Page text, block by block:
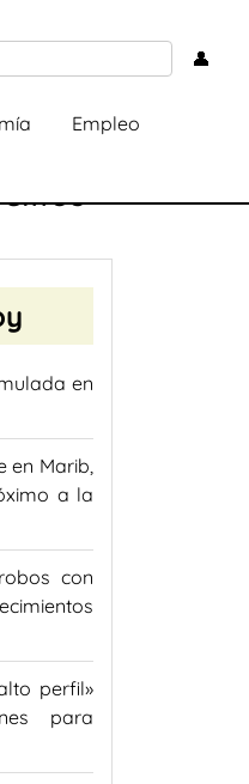
👤
Empleo
en
en Marib,
a la
con
perfil»
para